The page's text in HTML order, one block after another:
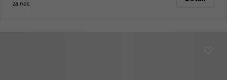
za noc